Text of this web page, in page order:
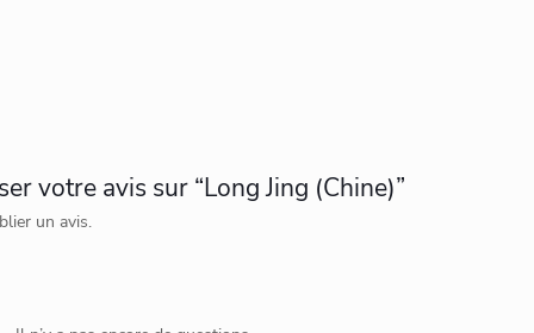
votre avis sur “Long Jing (Chine)”
un avis.